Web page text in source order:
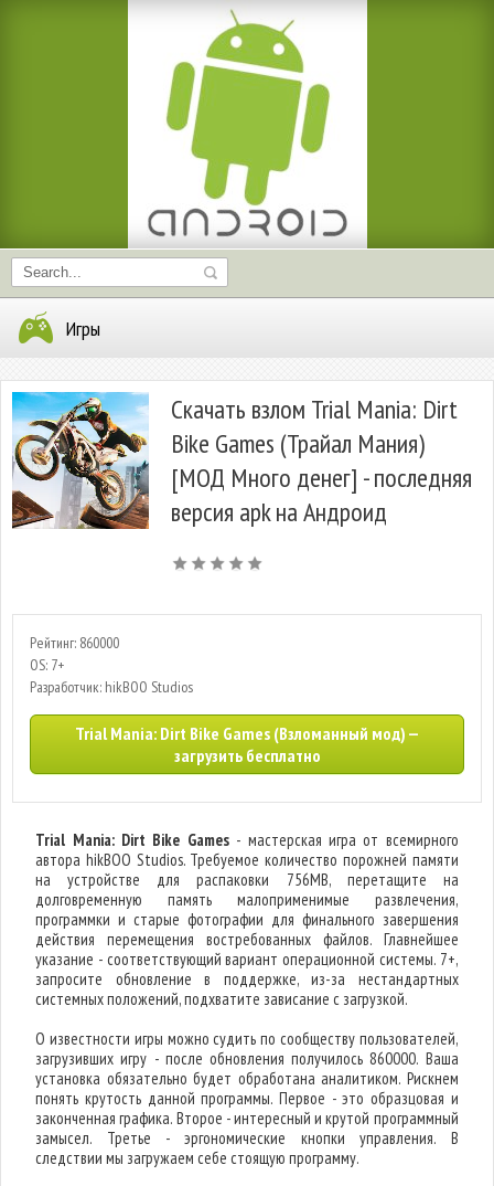
Игры
Скачать взлом Trial Mania: Dirt
Bike Games (Трайал Мания)
[МОД Много денег] - последняя
версия apk на Андроид
Рейтинг: 860000
OS: 7+
Разработчик: hikBOO Studios
Trial Mania: Dirt Bike Games (Взломанный мод) —
загрузить бесплатно
Trial Mania: Dirt Bike Games- мастерская игра от всемирного
автора hikBOO Studios. Требуемое количество порожней памяти
на устройстве для распаковки 756MB, перетащите на
долговременную память малоприменимые развлечения,
программки и старые фотографии для финального завершения
действия перемещения востребованных файлов. Главнейшее
указание - соответствующий вариант операционной системы. 7+,
запросите обновление в поддержке, из-за нестандартных
системных положений, подхватите зависание с загрузкой.
О известности игры можно судить по сообществу пользователей,
загрузивших игру - после обновления получилось 860000. Ваша
установка обязательно будет обработана аналитиком. Рискнем
понять крутость данной программы. Первое - это образцовая и
законченная графика. Второе - интересный и крутой программный
замысел. Третье - эргономические кнопки управления. В
следствии мы загружаем себе стоящую программу.